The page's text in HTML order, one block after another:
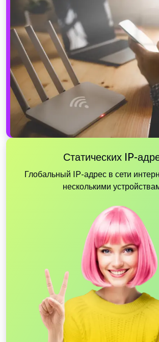
Статических IP-
Глобальный IP-адрес в сети
несколькими